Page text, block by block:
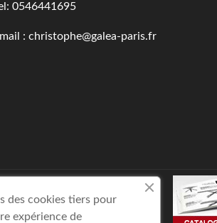
0546441695
: christophe@galea-paris.fr
des cookies tiers pour
expérience de